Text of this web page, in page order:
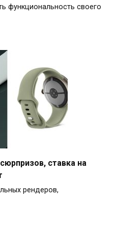
функциональность своего
ставка на
рендеров,